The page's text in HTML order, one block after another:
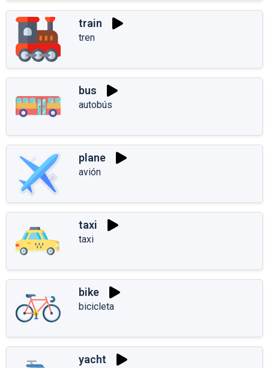
train
tren
bus
autobús
plane
avión
taxi
taxi
bike
bicicleta
yacht